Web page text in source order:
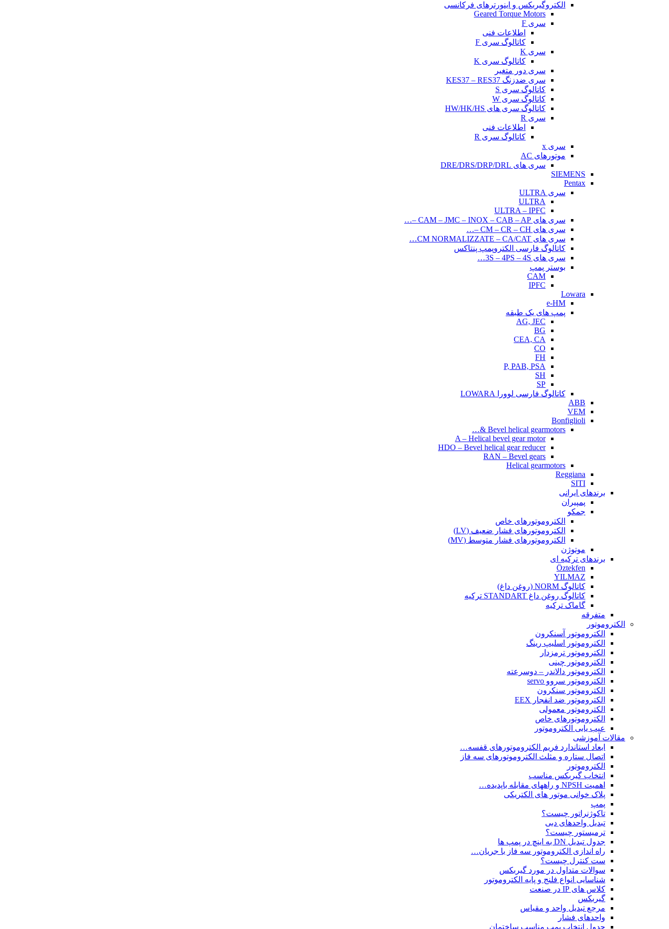
الکتروگیربکس و اینورترهای فرکانسی
Geared Torque Motors
سری F
اطلاعات فنی
کاتالوگ سری F
سری K
کاتالوگ سری K
سری دور متغیر
سری ضدزنگ KES37 – RES37
کاتالوگ سری S
کاتالوگ سری W
کاتالوگ سری های HW/HK/HS
سری R
اطلاعات فنی
کاتالوگ سری R
سری x
موتورهای AC
سری های DRE/DRS/DRP/DRL
SIEMENS
Pentax
سری ULTRA
ULTRA
ULTRA – IPFC
سری های CAM – JMC – INOX – CAB – AP –…
سری های CM – CR – CH –…
سری های CM NORMALIZZATE – CA/CAT…
کاتالوگ فارسی الکتروپمپ پنتاکس
سری های 3S – 4PS – 4S…
بوستر پمپ
CAM
IPFC
Lowara
e-HM
پمپ های یک طبقه
AG, JEC
BG
CEA, CA
CO
FH
P, PAB, PSA
SH
SP
کاتالوگ فارسی لوورا LOWARA
ABB
VEM
Bonfiglioli
Bevel helical gearmotors &…
A – Helical bevel gear motor
HDO – Bevel helical gear reducer
RAN – Bevel gears
Helical gearmotors
Reggiana
SITI
برندهای ایرانی
پمپیران
جمکو
الکتروموتورهای خاص
الکتروموتورهای فشار ضعیف (LV)
الکتروموتورهای فشار متوسط (MV)
موتوژن
برندهای ترکیه ای
Öztekfen
YILMAZ
کاتالوگ NORM (روغن داغ)
کاتالوگ روغن داغ STANDART ترکیه
گاماک ترکیه
متفرقه
الکتروموتور
الکتروموتور آسنکرون
الکتروموتور اسلیپ رینگ
الکتروموتور ترمزدار
الکتروموتور چینی
الکتروموتور دالاندر – دوسرعته
الکتروموتور سروو servo
الکتروموتور سنکرون
الکتروموتور ضد انفجار EEX
الکتروموتور معمولی
الکتروموتورهای خاص
عیب یابی الکتروموتور
مقالات آموزشی
ابعاد استاندارد فریم الکتروموتورهای قفسه…
اتصال ستاره و مثلث الکتروموتورهای سه فاز
الکتروموتور
انتخاب گیربکس مناسب
اهمیت NPSH و راههای مقابله باپدیده…
پلاک خوانی موتور های الکتریکی
پمپ
تاکوژنراتور چیست؟
تبدیل واحدهای دبی
ترمیستور چیست؟
جدول تبدیل DN به اینچ در پمپ ها
راه اندازی الکتروموتور سه فاز با جریان…
ست کنترل چیست؟
سوالات متداول در مورد گیربکس
شناسایی انواع فلنج و پایه الکتروموتور
کلاس های IP در صنعت
گیربکس
مرجع تبدیل واحد و مقیاس
واحدهای فشار
جدول انتخاب پمپ مناسب ساختمان